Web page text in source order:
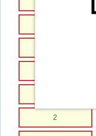
2